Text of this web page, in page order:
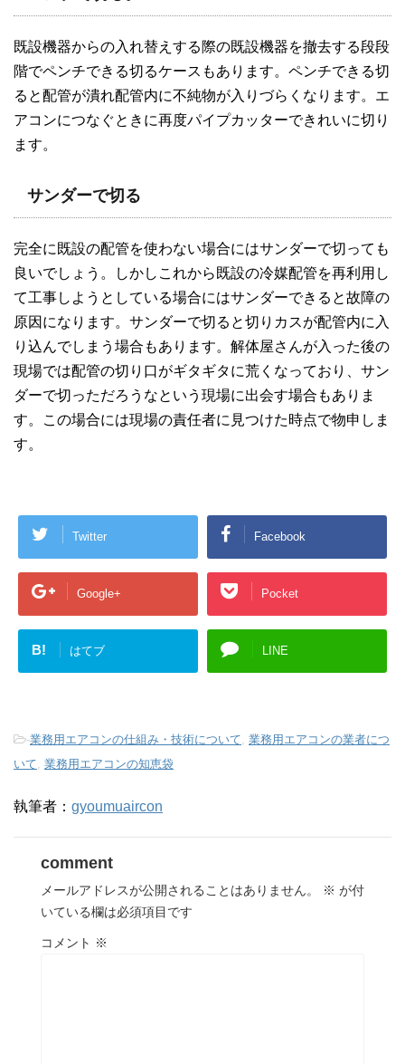
既設機器からの入れ替えする際の既設機器を撤去する段段
階でペンチできる切るケースもあります。ペンチできる切
ると配管が潰れ配管内に不純物が入りづらくなります。エ
アコンにつなぐときに再度パイプカッターできれいに切り
ます。
サンダーで切る
完全に既設の配管を使わない場合にはサンダーで切っても
良いでしょう。しかしこれから既設の冷媒配管を再利用し
て工事しようとしている場合にはサンダーできると故障の
原因になります。サンダーで切ると切りカスが配管内に入
り込んでしまう場合もあります。解体屋さんが入った後の
現場では配管の切り口がギタギタに荒くなっており、サン
ダーで切っただろうなという現場に出会す場合もありま
す。この場合には現場の責任者に見つけた時点で物申しま
す。
Twitter Facebook
Google+ Pocket
B! はてブ LINE
-業務用エアコンの仕組み・技術について 業務用エアコンの業者につ
いて 業務用エアコンの知恵袋
執筆者： gyoumuaircon
comment
メールアドレスが公開されることはありません。 ※ が付
いている欄は必須項目です
コメント ※